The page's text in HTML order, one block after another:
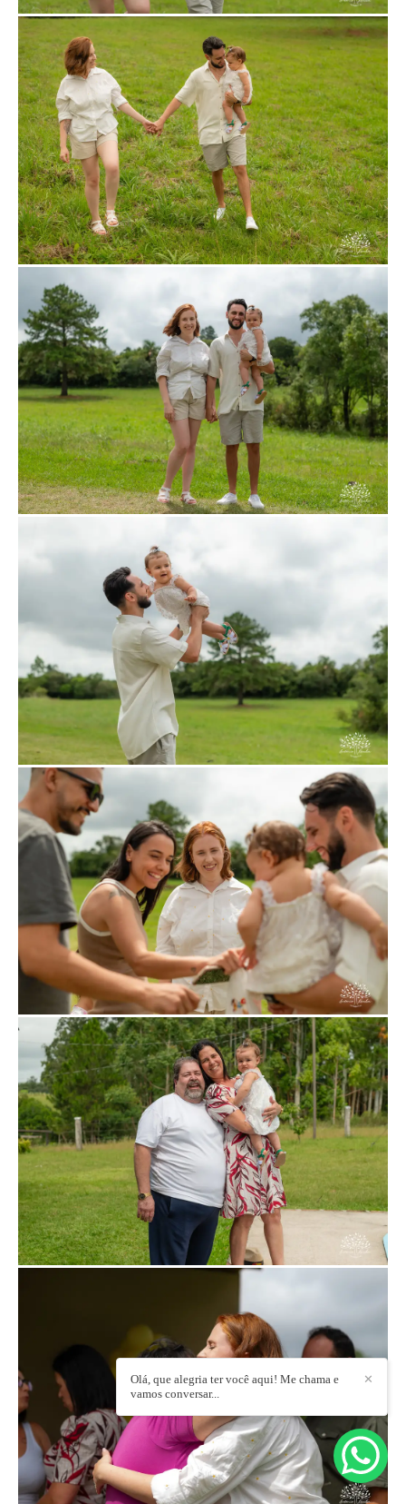
✕
Olá, que alegria ter você aqui! Me chama e
vamos conversar...